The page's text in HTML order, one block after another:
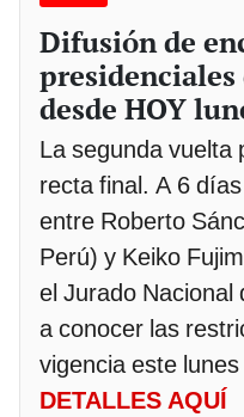
Difusión de
desde HOY
La segunda vuelta
recta final. A 6
entre Roberto
Perú) y Keiko
el Jurado Nacional
a conocer las
vigencia este
DETALLES AQUÍ